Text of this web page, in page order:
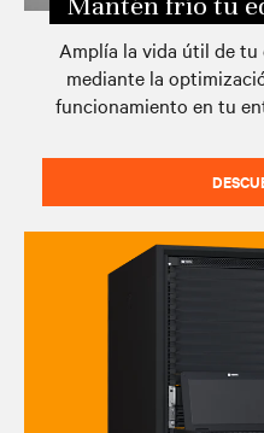
Amplía la vida útil de
mediante la
funcionamiento en tu